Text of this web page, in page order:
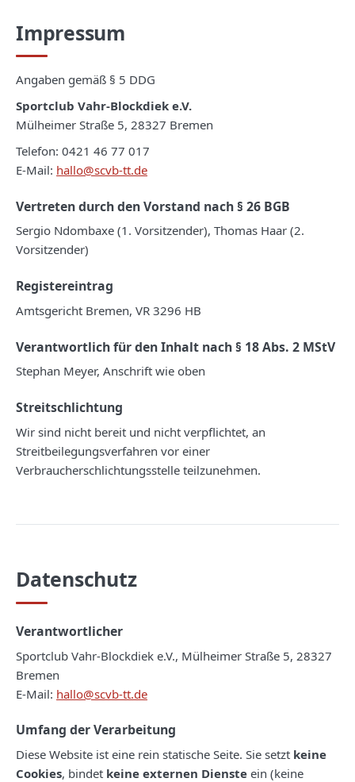
Impressum
Angaben gemäß § 5 DDG
Sportclub Vahr-Blockdiek e.V.
Mülheimer Straße 5, 28327 Bremen
Telefon: 0421 46 77 017
E-Mail: hallo@scvb-tt.de
Vertreten durch den Vorstand nach § 26 BGB
Sergio Ndombaxe (1. Vorsitzender), Thomas Haar (2.
Vorsitzender)
Registereintrag
Amtsgericht Bremen, VR 3296 HB
Verantwortlich für den Inhalt nach § 18 Abs. 2 MStV
Stephan Meyer, Anschrift wie oben
Streitschlichtung
Wir sind nicht bereit und nicht verpflichtet, an
Streitbeilegungsverfahren vor einer
Verbraucherschlichtungsstelle teilzunehmen.
Datenschutz
Verantwortlicher
Sportclub Vahr-Blockdiek e.V., Mülheimer Straße 5, 28327
Bremen
E-Mail: hallo@scvb-tt.de
Umfang der Verarbeitung
Diese Website ist eine rein statische Seite. Sie setzt keine
Cookies, bindet keine externen Dienste ein (keine